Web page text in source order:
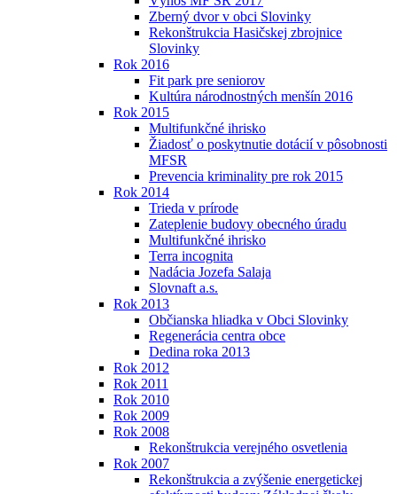
Zberný dvor v obci Slovinky
Rekonštrukcia Hasičskej zbrojnice
Slovinky
Rok 2016
Fit park pre seniorov
Kultúra národnostných menšín 2016
Rok 2015
Multifunkčné ihrisko
Žiadosť o poskytnutie dotácií v pôsobnosti
MFSR
Prevencia kriminality pre rok 2015
Rok 2014
Trieda v prírode
Zateplenie budovy obecného úradu
Multifunkčné ihrisko
Terra incognita
Nadácia Jozefa Salaja
Slovnaft a.s.
Rok 2013
Občianska hliadka v Obci Slovinky
Regenerácia centra obce
Dedina roka 2013
Rok 2012
Rok 2011
Rok 2010
Rok 2009
Rok 2008
Rekonštrukcia verejného osvetlenia
Rok 2007
Rekonštrukcia a zvýšenie energetickej